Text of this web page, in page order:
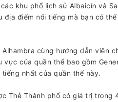
khu phố lịch sử Albaicín và
địa điểm nổi tiếng mà bạn có
cùng hướng dẫn viên
vực của quần thể bao gồm
nhất của quần thể này.
Thẻ Thành phố có giá trị